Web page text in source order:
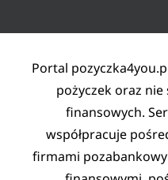
Portal
pożyczek oraz nie
finansowych.
współpracuje
firmami